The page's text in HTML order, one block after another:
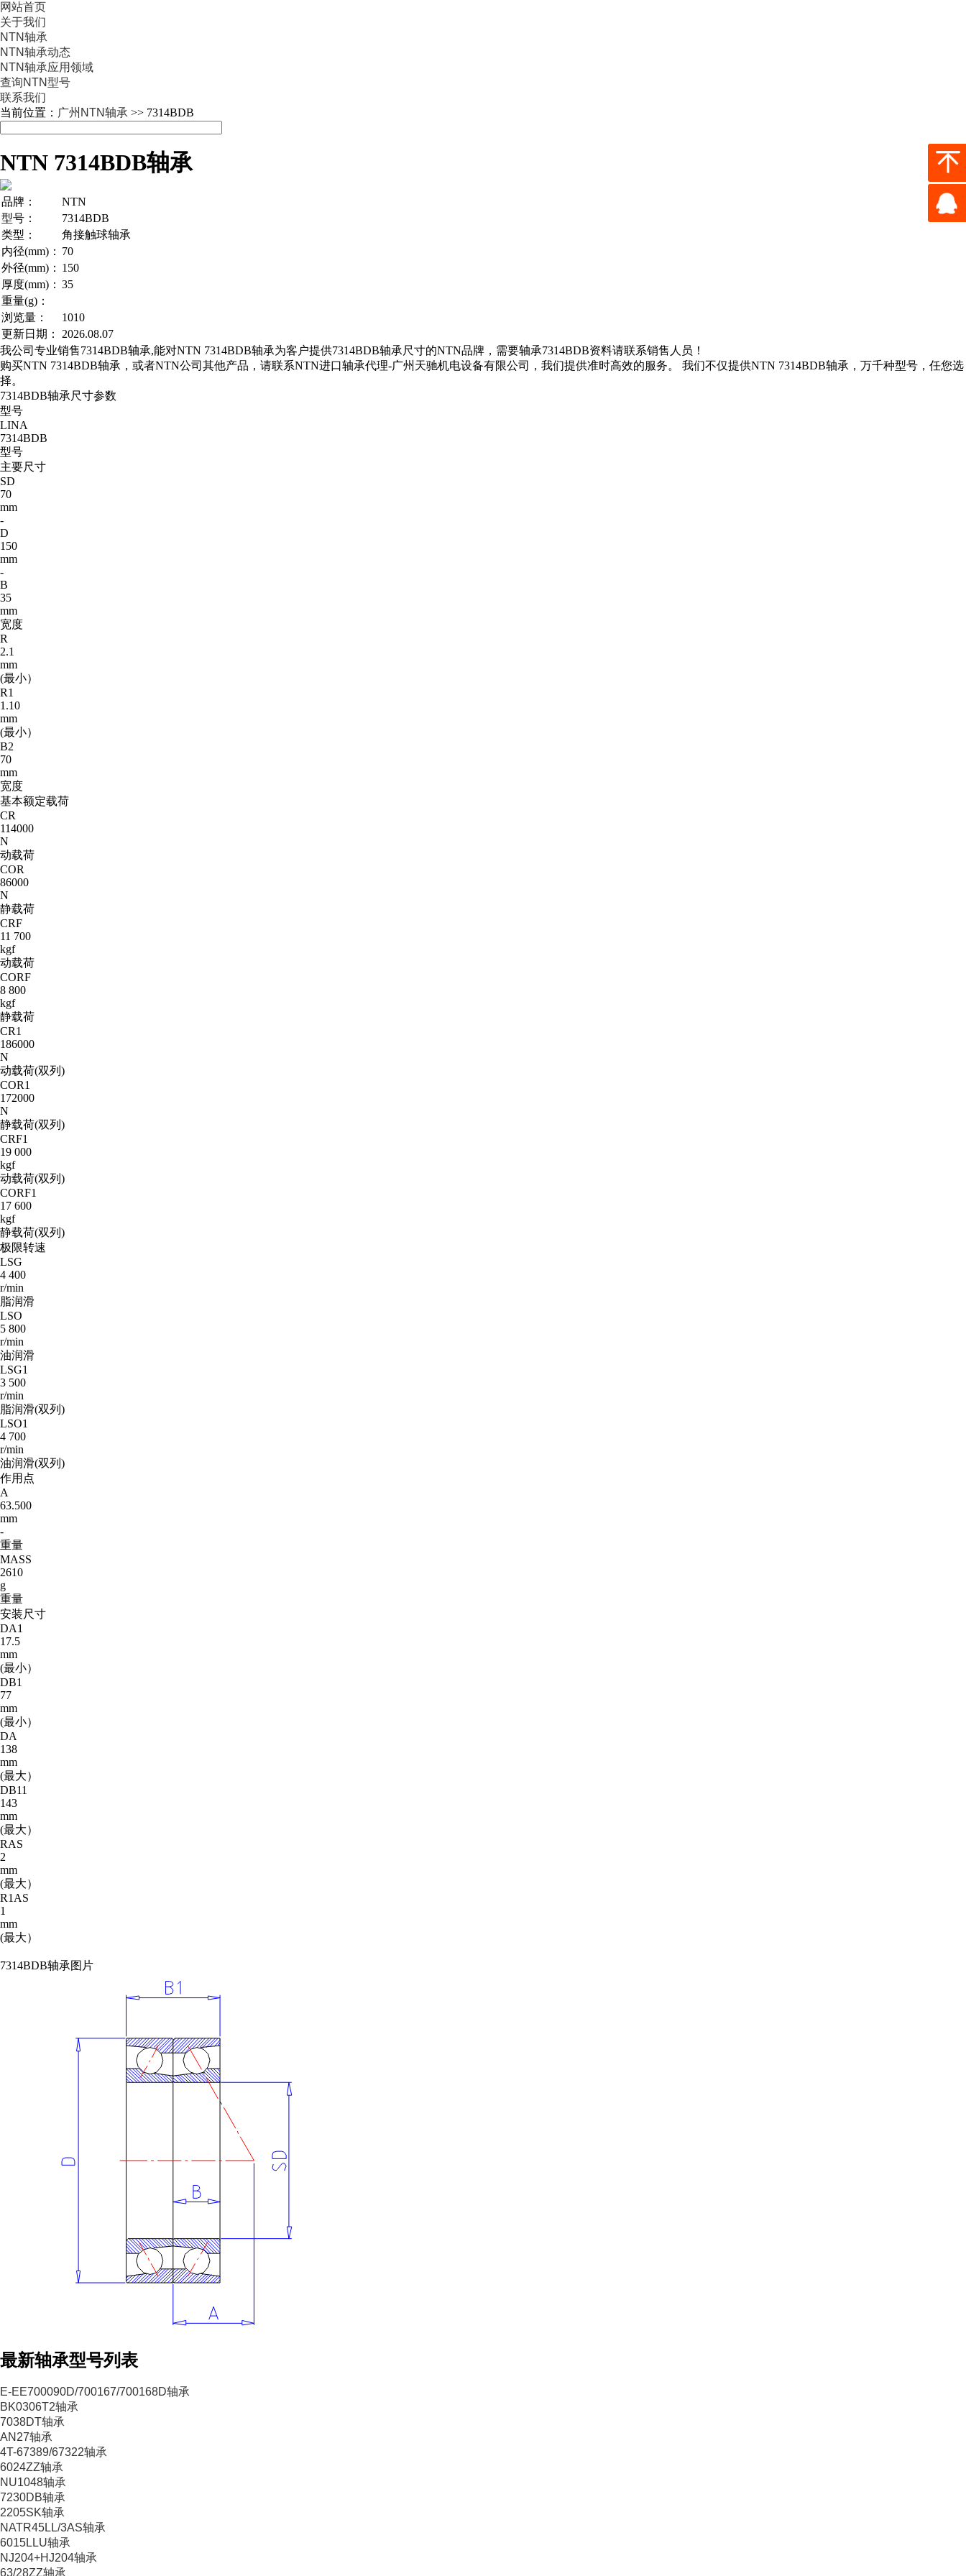
网站首页
关于我们
NTN轴承
NTN轴承动态
NTN轴承应用领域
查询NTN型号
联系我们
当前位置： 广州NTN轴承 >> 7314BDB
NTN 7314BDB轴承
品牌：
NTN
型号：
7314BDB
类型：
角接触球轴承
内径(mm)： 70
外径(mm)： 150
厚度(mm)： 35
重量(g)：
浏览量：
1010
更新日期：
2026.08.07
我公司专业销售7314BDB轴承,能对NTN 7314BDB轴承为客户提供7314BDB轴承尺寸的NTN品牌，需要轴承7314BDB资料请联系销售人员！
购买NTN 7314BDB轴承，或者NTN公司其他产品，请联系NTN进口轴承代理-广州天驰机电设备有限公司，我们提供准时高效的服务。 我们不仅提供NTN 7314BDB轴承，万千种型号，任您选
择。
7314BDB轴承尺寸参数
型号
LINA
7314BDB
型号
主要尺寸
SD
70
mm
-
D
150
mm
-
B
35
mm
宽度
R
2.1
mm
(最小）
R1
1.10
mm
(最小）
B2
70
mm
宽度
基本额定载荷
CR
114000
N
动载荷
COR
86000
N
静载荷
CRF
11 700
kgf
动载荷
CORF
8 800
kgf
静载荷
CR1
186000
N
动载荷(双列)
COR1
172000
N
静载荷(双列)
CRF1
19 000
kgf
动载荷(双列)
CORF1
17 600
kgf
静载荷(双列)
极限转速
LSG
4 400
r/min
脂润滑
LSO
5 800
r/min
油润滑
LSG1
3 500
r/min
脂润滑(双列)
LSO1
4 700
r/min
油润滑(双列)
作用点
A
63.500
mm
-
重量
MASS
2610
g
重量
安装尺寸
DA1
17.5
mm
(最小）
DB1
77
mm
(最小）
DA
138
mm
(最大）
DB11
143
mm
(最大）
RAS
2
mm
(最大）
R1AS
1
mm
(最大）
7314BDB轴承图片
最新轴承型号列表
E-EE700090D/700167/700168D轴承
BK0306T2轴承
7038DT轴承
AN27轴承
4T-67389/67322轴承
6024ZZ轴承
NU1048轴承
7230DB轴承
2205SK轴承
NATR45LL/3AS轴承
6015LLU轴承
NJ204+HJ204轴承
63/28ZZ轴承